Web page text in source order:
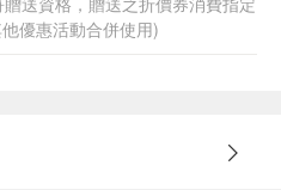
優惠活動合併使用)